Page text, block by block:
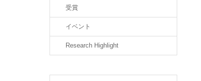
受賞
イベント
Research Highlight